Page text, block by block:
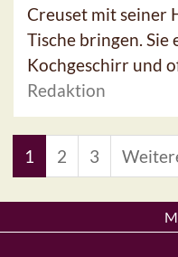
Creuset mit seiner
Tische bringen. Sie
Kochgeschirr und
Redaktion
1 2 3